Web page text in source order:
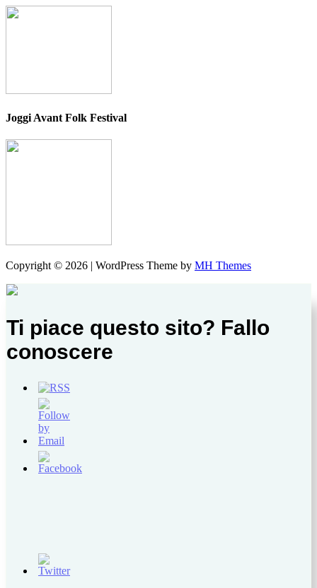
Joggi Avant Folk Festival
Copyright © 2026 | WordPress Theme by MH Themes
Ti piace questo sito? Fallo
conoscere